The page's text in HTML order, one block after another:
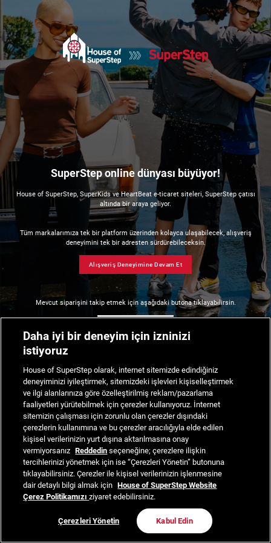
SuperStep online dünyası büyüyor!
House of SuperStep, SuperKids ve HeartBeat e-ticaret siteleri, SuperStep çatısı
altında bir araya geliyor.
Tüm markalarımıza tek bir platform üzerinden kolayca ulaşabilecek, alışveriş
deneyimini tek bir adresten sürdürebileceksin.
Alışveriş Deneyimine Devam Et
Mevcut siparişini takip etmek için aşağıdaki butona tıklayabilirsin.
Daha iyi bir deneyim için izninizi
istiyoruz
House of SuperStep olarak, internet sitemizde edindiğiniz
deneyiminizi iyileştirmek, sitemizdeki işlevleri kişiselleştirmek
ve ilgi alanlarınıza göre özelleştirilmiş reklam/pazarlama
faaliyetleri yürütebilmek için çerezler kullanıyoruz. İnternet
sitemizin çalışması için zorunlu olan çerezler dışındaki
çerezlerin kullanımına ve bu çerezler aracılığıyla elde edilen
kişisel verilerinizin yurt dışına aktarılmasına onay
vermiyorsanız Reddedin seçeneğine; çerezlere ilişkin
tercihlerinizi yönetmek için ise “Çerezleri Yönetin” butonuna
tıklayabilirsiniz. Çerezler ile kişisel verilerinizin işlenmesine
dair detaylı bilgi almak için House of SuperStep Website
Çerez Politikamızıziyaret edebilirsiniz.
Çerezleri Yönetin Kabul Edin